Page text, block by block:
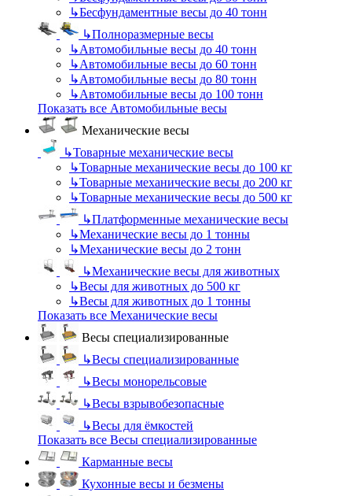
↳Бесфундаментные весы до 40 тонн
↳Полноразмерные весы
↳Автомобильные весы до 40 тонн
↳Автомобильные весы до 60 тонн
↳Автомобильные весы до 80 тонн
↳Автомобильные весы до 100 тонн
Показать все Автомобильные весы
Механические весы
↳Товарные механические весы
↳Товарные механические весы до 100 кг
↳Товарные механические весы до 200 кг
↳Товарные механические весы до 500 кг
↳Платформенные механические весы
↳Механические весы до 1 тонны
↳Механические весы до 2 тонн
↳Механические весы для животных
↳Весы для животных до 500 кг
↳Весы для животных до 1 тонны
Показать все Механические весы
Весы специализированные
↳Весы специализированные
↳Весы монорельсовые
↳Весы взрывобезопасные
↳Весы для ёмкостей
Показать все Весы специализированные
Карманные весы
Кухонные весы и безмены